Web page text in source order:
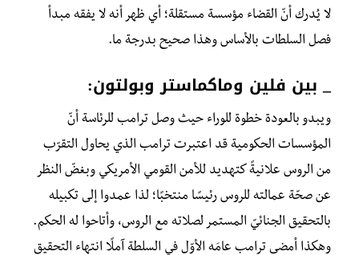
لا يُدرك أنّ القضاء مؤسسة مستقلة؛ أي ظهر أنه لا يفقه مبدأ
فصل السلطات بالأساس وهذا صحيح بدرجة ما.
_ بين فلين وماكماستر وبولتون:
ويبدو بالعودة خطوة للوراء حيث وصل ترامب للرئاسة أنّ
المؤسسات الحكومية قد اعتبرت ترامب الذي يحاول التقرّب
من الروس علانيةً كتهديد للأمن القومي الأمريكي وبغضّ النظر
عن صحّة عمالته للروس رئيسًا منتخبًا؛ لذا عمدوا إلى تكبيله
بالتحقيق الجنائيّ المستمر لصلاته مع الروس، وأتاحوا له الحكم.
وهكذا أمضى ترامب عامَه الأوّل في السلطة آملًا انتهاء التحقيق